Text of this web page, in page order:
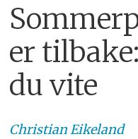
er
du vite
ChristianEikeland